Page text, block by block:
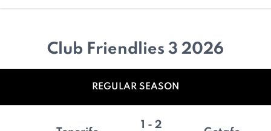
Club Friendlies 3 2026
REGULAR SEASON
1 - 2